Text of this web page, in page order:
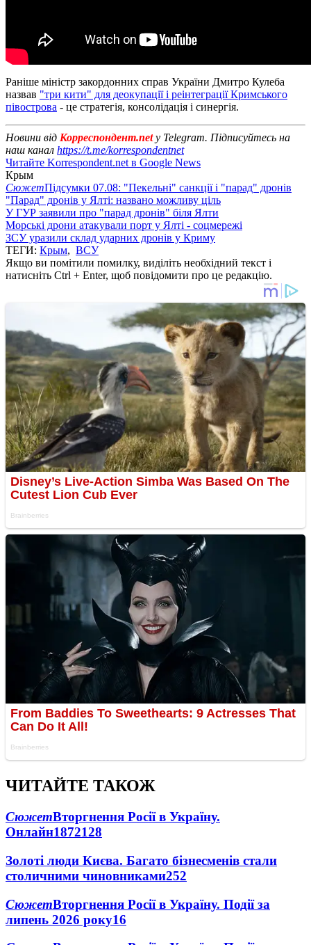
Раніше міністр закордонних справ України Дмитро Кулеба
назвав "три кити" для деокупації і реінтеграції Кримського
півострова - це стратегія, консолідація і синергія.
Новини від Корреспондент.netу Telegram. Підписуйтесь на
наш канал https://t.me/korrespondentnet
Читайте Korrespondent.net в Google News
Крым
СюжетПідсумки 07.08: "Пекельні" санкції і "парад" дронів
"Парад" дронів у Ялті: названо можливу ціль
У ГУР заявили про "парад дронів" біля Ялти
Морські дрони атакували порт у Ялті - соцмережі
ЗСУ уразили склад ударних дронів у Криму
ТЕГИ: Крым, ВСУ
Якщо ви помітили помилку, виділіть необхідний текст і
натисніть Ctrl + Enter, щоб повідомити про це редакцію.
ЧИТАЙТЕ ТАКОЖ
СюжетВторгнення Росії в Україну.
Онлайн1872128
Золоті люди Києва. Багато бізнесменів стали
столичними чиновниками252
СюжетВторгнення Росії в Україну. Події за
липень 2026 року16